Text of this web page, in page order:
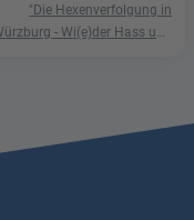
"Die Hexenverfolgung in
- Wi(e)der Hass und